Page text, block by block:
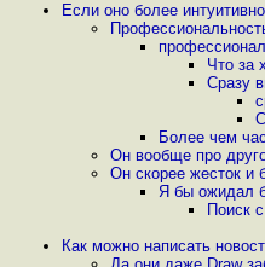
Если оно более
Что за
Сразу
Более чем
Он вообще про
Он скорее жесток и
Я бы ожидал
Поиск
Как можно написать